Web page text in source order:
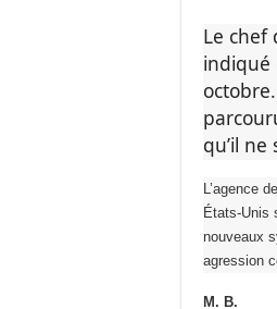
Le chef
indiqué
qu’il ne
L’agence
États-Unis
nouveaux
agression
M. B.